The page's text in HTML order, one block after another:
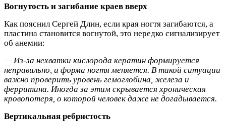
Вогнутость и загибание краев вверх
Как пояснил Сергей Длин, если края ногтя загибаются, а
пластина становится вогнутой, это нередко сигнализирует
об анемии:
— Из‑за нехватки кислорода кератин формируется
неправильно, и форма ногтя меняется. В такой ситуации
важно проверить уровень гемоглобина, железа и
ферритина. Иногда за этим скрывается хроническая
кровопотеря, о которой человек даже не догадывается.
Вертикальная ребристость